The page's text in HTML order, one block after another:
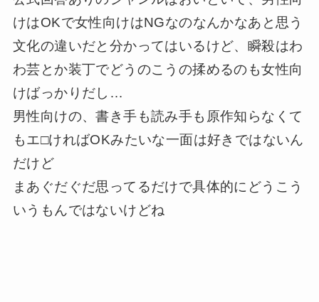
けはOKで女性向けはNGなのなんかなあと思う
文化の違いだと分かってはいるけど、瞬殺はわ
わ芸とか装丁でどうのこうの揉めるのも女性向
けばっかりだし…
男性向けの、書き手も読み手も原作知らなくて
もエ□ければOKみたいな一面は好きではないん
だけど
まあぐだぐだ思ってるだけで具体的にどうこう
いうもんではないけどね